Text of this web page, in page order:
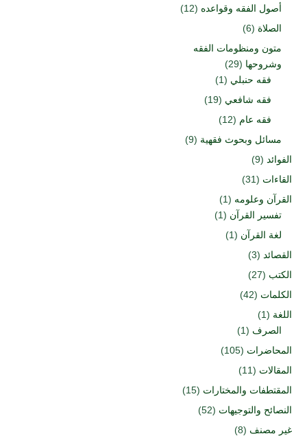
أصول الفقه وقواعده (12)
الصلاة (6)
متون ومنظومات الفقه
وشروحها (29)
فقه حنبلي (1)
فقه شافعي (19)
فقه عام (12)
مسائل وبحوث فقهية (9)
الفوائد (9)
القاءات (31)
القرآن وعلومه (1)
تفسير القرآن (1)
لغة القرآن (1)
القصائد (3)
الكتب (27)
الكلمات (42)
اللغة (1)
الصرف (1)
المحاضرات (105)
المقالات (11)
المقتطفات والمختارات (15)
النصائح والتوجيهات (52)
غير مصنف (8)